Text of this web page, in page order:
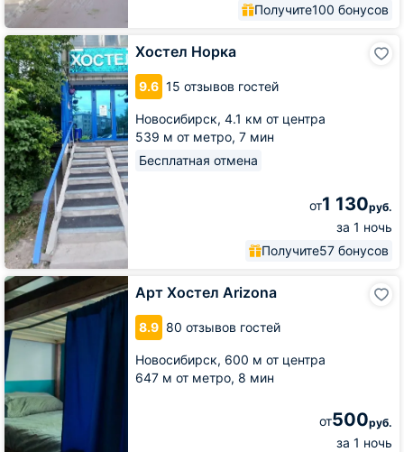
Получите100 бонусов
Хостел Норка
9.6 15 отзывов гостей
Новосибирск, 4.1 км от центра
539 м от метро, 7 мин
Бесплатная отмена
от1 130руб.
за 1 ночь
Получите57 бонусов
Хостел
Норка
Арт Хостел Arizona
8.9 80 отзывов гостей
Новосибирск, 600 м от центра
647 м от метро, 8 мин
от500руб.
за 1 ночь
Арт
Хостел
Arizona